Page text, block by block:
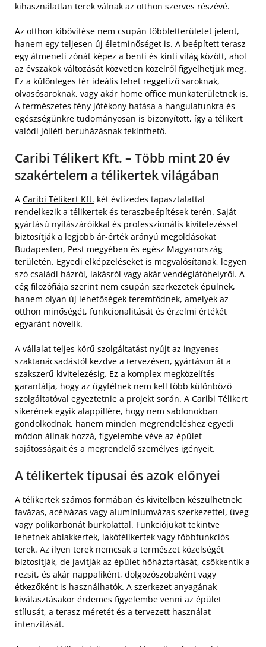
kihasználatlan terek válnak az otthon szerves részévé.
Az otthon kibővítése nem csupán többletterületet jelent,
hanem egy teljesen új életminőséget is. A beépített terasz
egy átmeneti zónát képez a benti és kinti világ között, ahol
az évszakok változását közvetlen közelről figyelhetjük meg.
Ez a különleges tér ideális lehet reggeliző saroknak,
olvasósaroknak, vagy akár home office munkaterületnek is.
A természetes fény jótékony hatása a hangulatunkra és
egészségünkre tudományosan is bizonyított, így a télikert
valódi jólléti beruházásnak tekinthető.
Caribi Télikert Kft. – Több mint 20 év
szakértelem a télikertek világában
A Caribi Télikert Kft. két évtizedes tapasztalattal
rendelkezik a télikertek és teraszbeépítések terén. Saját
gyártású nyílászáróikkal és professzionális kivitelezéssel
biztosítják a legjobb ár-érték arányú megoldásokat
Budapesten, Pest megyében és egész Magyarország
területén. Egyedi elképzeléseket is megvalósítanak, legyen
szó családi házról, lakásról vagy akár vendéglátóhelyről. A
cég filozófiája szerint nem csupán szerkezetek épülnek,
hanem olyan új lehetőségek teremtődnek, amelyek az
otthon minőségét, funkcionalitását és érzelmi értékét
egyaránt növelik.
A vállalat teljes körű szolgáltatást nyújt az ingyenes
szaktanácsadástól kezdve a tervezésen, gyártáson át a
szakszerű kivitelezésig. Ez a komplex megközelítés
garantálja, hogy az ügyfélnek nem kell több különböző
szolgáltatóval egyeztetnie a projekt során. A Caribi Télikert
sikerének egyik alappillére, hogy nem sablonokban
gondolkodnak, hanem minden megrendeléshez egyedi
módon állnak hozzá, figyelembe véve az épület
sajátosságait és a megrendelő személyes igényeit.
A télikertek típusai és azok előnyei
A télikertek számos formában és kivitelben készülhetnek:
favázas, acélvázas vagy alumíniumvázas szerkezettel, üveg
vagy polikarbonát burkolattal. Funkciójukat tekintve
lehetnek ablakkertek, lakótélikertek vagy többfunkciós
terek. Az ilyen terek nemcsak a természet közelségét
biztosítják, de javítják az épület hőháztartását, csökkentik a
rezsit, és akár nappaliként, dolgozószobaként vagy
étkezőként is használhatók. A szerkezet anyagának
kiválasztásakor érdemes figyelembe venni az épület
stílusát, a terasz méretét és a tervezett használat
intenzitását.